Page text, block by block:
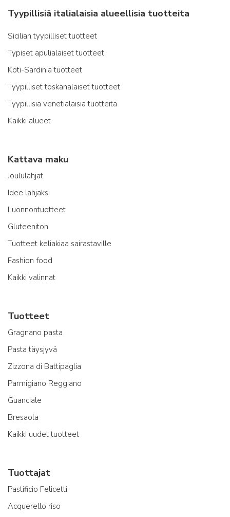
Tyypillisiä italialaisia alueellisia tuotteita
Sicilian tyypilliset tuotteet
Typiset apulialaiset tuotteet
Koti-Sardinia tuotteet
Tyypilliset toskanalaiset tuotteet
Tyypillisiä venetialaisia tuotteita
Kaikki alueet
Kattava maku
Joululahjat
Idee lahjaksi
Luonnontuotteet
Gluteeniton
Tuotteet keliakiaa sairastaville
Fashion food
Kaikki valinnat
Tuotteet
Gragnano pasta
Pasta täysjyvä
Zizzona di Battipaglia
Parmigiano Reggiano
Guanciale
Bresaola
Kaikki uudet tuotteet
Tuottajat
Pastificio Felicetti
Acquerello riso